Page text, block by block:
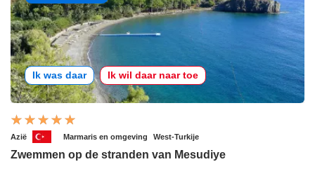
Ik was daar Ik wil daar naar toe
Azië Marmaris en omgeving West-Turkije
Zwemmen op de stranden van Mesudiye